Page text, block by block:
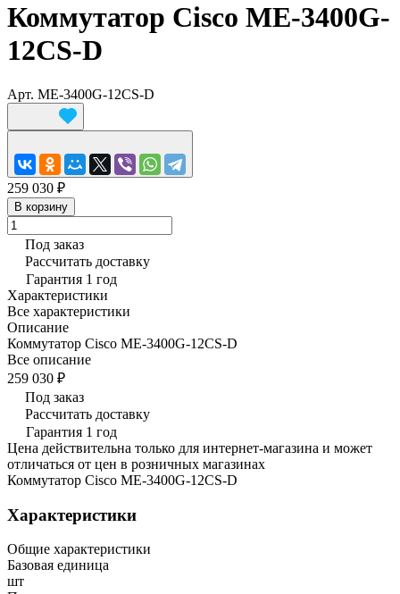
Коммутатор Cisco ME-3400G-
12CS-D
Арт. ME-3400G-12CS-D
259 030 ₽
В корзину
Под заказ
Рассчитать доставку
Гарантия 1 год
Характеристики
Все характеристики
Описание
Коммутатор Cisco ME-3400G-12CS-D
Все описание
259 030 ₽
Под заказ
Рассчитать доставку
Гарантия 1 год
Цена действительна только для интернет-магазина и может
отличаться от цен в розничных магазинах
Коммутатор Cisco ME-3400G-12CS-D
Характеристики
Общие характеристики
Базовая единица
шт